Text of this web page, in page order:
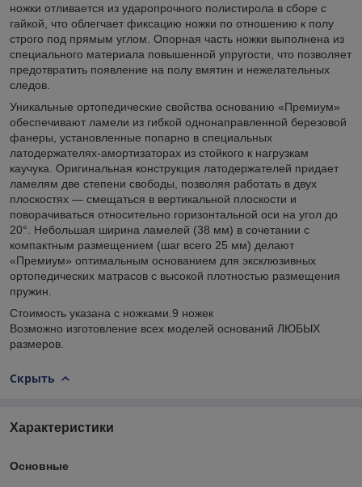
ножки отливается из ударопрочного полистирола в сборе с
гайкой, что облегчает фиксацию ножки по отношению к полу
строго под прямым углом. Опорная часть ножки выполнена из
специального материала повышенной упругости, что позволяет
предотвратить появление на полу вмятин и нежелательных
следов.
Уникальные ортопедические свойства основанию «Премиум»
обеспечивают ламели из гибкой однонаправленной березовой
фанеры, установленные попарно в специальных
латодержателях-амортизаторах из стойкого к нагрузкам
каучука. Оригинальная конструкция латодержателей придает
ламелям две степени свободы, позволяя работать в двух
плоскостях — смещаться в вертикальной плоскости и
поворачиваться относительно горизонтальной оси на угол до
20°. Небольшая ширина ламелей (38 мм) в сочетании с
компактным размещением (шаг всего 25 мм) делают
«Премиум» оптимальным основанием для эксклюзивных
ортопедических матрасов с высокой плотностью размещения
пружин.
Стоимость указана с ножками.9 ножек
Возможно изготовление всех моделей оснований ЛЮБЫХ
размеров.
Скрыть
Характеристики
Основные